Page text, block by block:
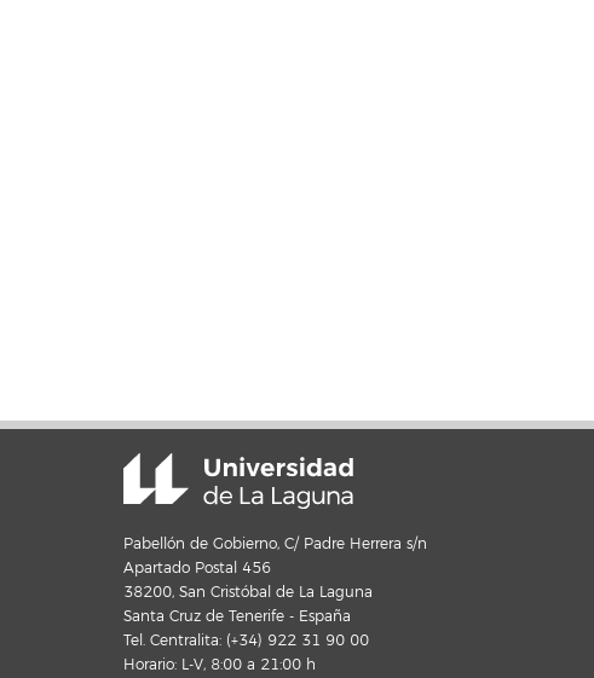
Pabellón de Gobierno, C/ Padre Herrera s/n
Apartado Postal 456
38200, San Cristóbal de La Laguna
Santa Cruz de Tenerife - España
Tel. Centralita: (+34) 922 31 90 00
Horario: L-V, 8:00 a 21:00 h